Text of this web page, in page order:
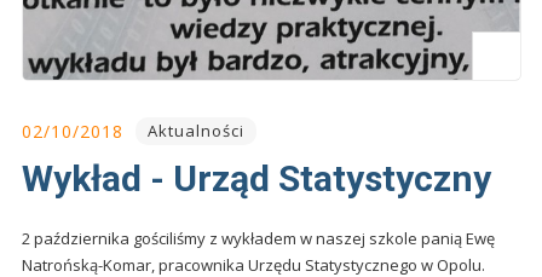
02/10/2018 Aktualności
Wykład - Urząd Statystyczny
2 października gościliśmy z wykładem w naszej szkole panią Ewę
Natrońską-Komar, pracownika Urzędu Statystycznego w Opolu.